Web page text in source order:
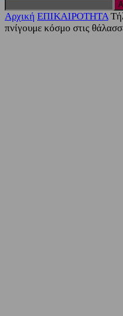
Αρχική ΕΠΙΚΑΙΡΟΤΗΤΑ
πνίγουμε κόσμο στις